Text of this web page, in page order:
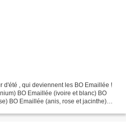
d'été , qui deviennent les BO Emaillée !
BO Emaillée (ivoire et blanc) BO
BO Emaillée (anis, rose et jacinthe)